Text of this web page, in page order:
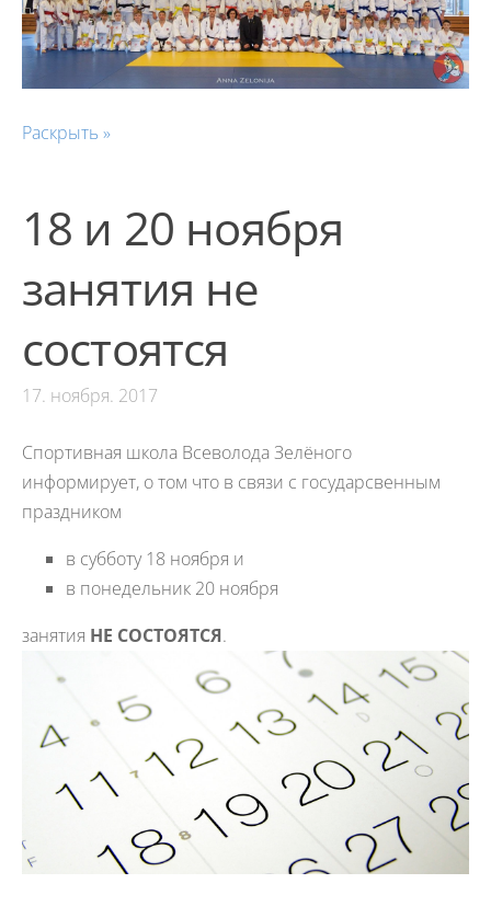
Раскрыть »
18 и 20 ноября
занятия не
состоятся
17. ноября. 2017
Спортивная школа Всеволода Зелёного
информирует, о том что в связи с государсвенным
праздником
в субботу 18 ноября и
в понедельник 20 ноября
занятия НЕ СОСТОЯТСЯ.